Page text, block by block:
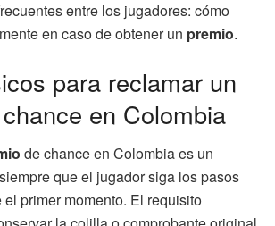
entre los jugadores: cómo
en caso de obtener un premio.
para reclamar un
en Colombia
de chance en Colombia es un
que el jugador siga los pasos
primer momento. El requisito